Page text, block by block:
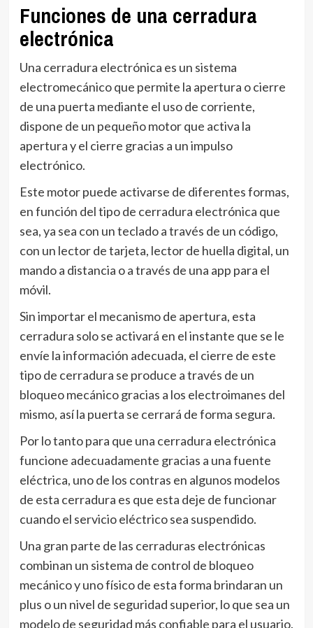
Funciones de una cerradura
electrónica
Una cerradura electrónica es un sistema
electromecánico que permite la apertura o cierre
de una puerta mediante el uso de corriente,
dispone de un pequeño motor que activa la
apertura y el cierre gracias a un impulso
electrónico.
Este motor puede activarse de diferentes formas,
en función del tipo de cerradura electrónica que
sea, ya sea con un teclado a través de un código,
con un lector de tarjeta, lector de huella digital, un
mando a distancia o a través de una app para el
móvil.
Sin importar el mecanismo de apertura, esta
cerradura solo se activará en el instante que se le
envíe la información adecuada, el cierre de este
tipo de cerradura se produce a través de un
bloqueo mecánico gracias a los electroimanes del
mismo, así la puerta se cerrará de forma segura.
Por lo tanto para que una cerradura electrónica
funcione adecuadamente gracias a una fuente
eléctrica, uno de los contras en algunos modelos
de esta cerradura es que esta deje de funcionar
cuando el servicio eléctrico sea suspendido.
Una gran parte de las cerraduras electrónicas
combinan un sistema de control de bloqueo
mecánico y uno físico de esta forma brindaran un
plus o un nivel de seguridad superior, lo que sea un
modelo de seguridad más confiable para el usuario.